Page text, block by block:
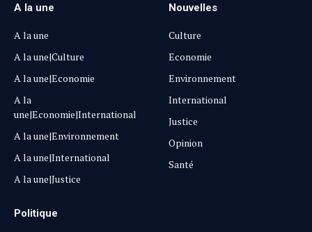
A la une
A la une
A la une|Culture
A la une|Economie
A la
une|Economie|International
A la une|Environnement
A la une|International
A la une|Justice
Nouvelles
Culture
Economie
Environnement
International
Justice
Opinion
Santé
Politique